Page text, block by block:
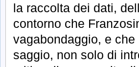
la raccolta dei dati,
contorno che
vagabondaggio, e
saggio, non solo di